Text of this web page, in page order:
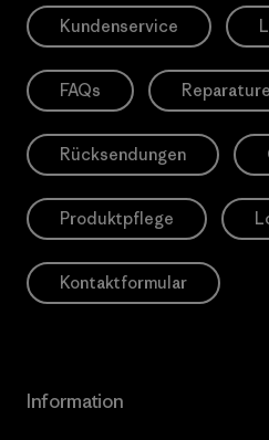
Kundenservice
FAQs
Rücksendungen
Produktpflege
Kontaktformular
Information